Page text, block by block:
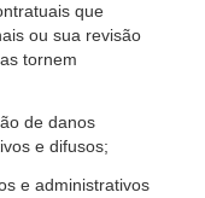
que
ou sua revisão
tornem
de danos
e difusos;
e administrativos